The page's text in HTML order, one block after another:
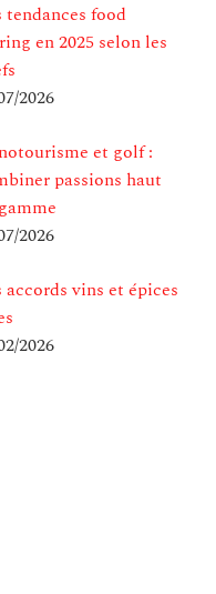
tendances food
en 2025 selon les
2026
et golf :
passions haut
2026
accords vins et épices
2026